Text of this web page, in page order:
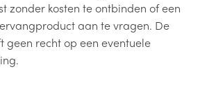
zonder kosten te ontbinden of een
aan te vragen. De
geen recht op een eventuele